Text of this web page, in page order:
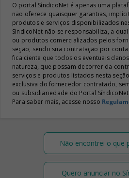
O portal SíndicoNet é apenas uma
não oferece quaisquer garantias,
produtos e serviços disponibilizados
SíndicoNet não se responsabiliza, a
ou produtos comercializados pelos
seção, sendo sua contratação por
fica ciente que todos os eventuais
natureza, que possam decorrer da
serviços e produtos listados nesta
exclusiva do fornecedor contratado,
ou subsidiariedade do Portal SíndicoNet.
Para saber mais, acesse nosso
Não encontrei o que
Quero anunciar no